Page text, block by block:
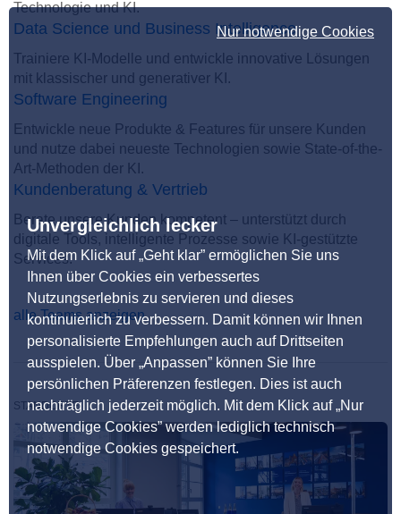
Nur notwendige Cookies
Unvergleichlich lecker
Mit dem Klick auf „Geht klar” ermöglichen Sie uns
Ihnen über Cookies ein verbessertes
Nutzungserlebnis zu servieren und dieses
kontinuierlich zu verbessern. Damit können wir Ihnen
personalisierte Empfehlungen auch auf Drittseiten
ausspielen. Über „Anpassen” können Sie Ihre
persönlichen Präferenzen festlegen. Dies ist auch
nachträglich jederzeit möglich. Mit dem Klick auf „Nur
notwendige Cookies” werden lediglich technisch
notwendige Cookies gespeichert.
Technologie und KI.
Data Science und Business Intelligence
Trainiere KI-Modelle und entwickle innovative Lösungen
mit klassischer und generativer KI.
Software Engineering
Entwickle neue Produkte & Features für unsere Kunden
und nutze dabei neueste Technologien sowie State-of-the-
Art-Methoden der KI.
Kundenberatung & Vertrieb
Berate unsere Kunden kompetent – unterstützt durch
digitale Tools, intelligente Prozesse sowie KI-gestützte
Services.
alle Teams anzeigen
STANDORTE